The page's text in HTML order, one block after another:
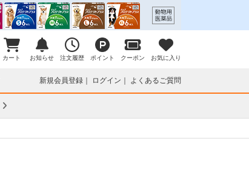
カート お知らせ 注文履歴 ポイント クーポン お気に入り
新規会員登録 ログイン よくあるご質問